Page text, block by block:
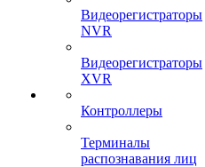
Видеорегистраторы
NVR
Видеорегистраторы
XVR
Контроллеры
Терминалы
распознавания лиц